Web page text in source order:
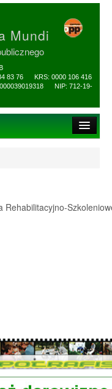
Mundi
83 76 KRS: 0000 106 416
NIP: 712-19-
Rehabilitacyjno-